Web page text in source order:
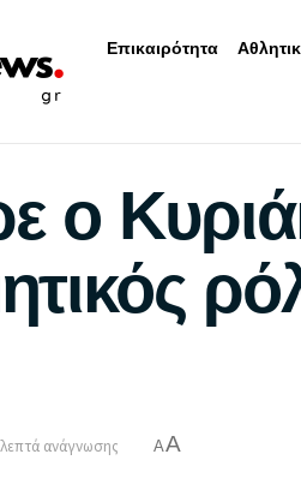
Επικαιρότητα
ο
ανάγνωσης AA